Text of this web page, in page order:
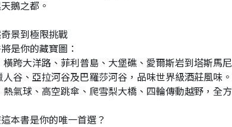
鵝之都。
景到極限挑戰
是你的藏寶圖：
跨大洋路、菲利普島、大堡礁、愛爾斯岩到塔斯馬尼
谷、亞拉河谷及巴羅莎河谷，品味世界級酒莊風味。
氣球、高空跳傘、爬雪梨大橋、四輪傳動越野，全
本書是你的唯一首選？